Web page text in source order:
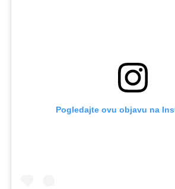
Pogledajte ovu objavu na